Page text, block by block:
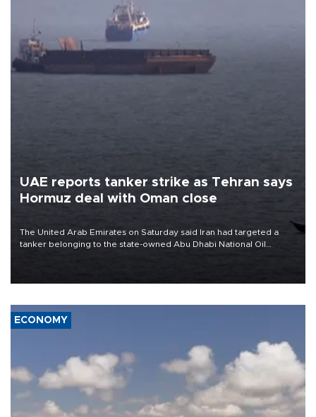
UAE reports tanker strike as Tehran says
Hormuz deal with Oman close
The United Arab Emirates on Saturday said Iran had targeted a
tanker belonging to the state-owned Abu Dhabi National Oil
ECONOMY